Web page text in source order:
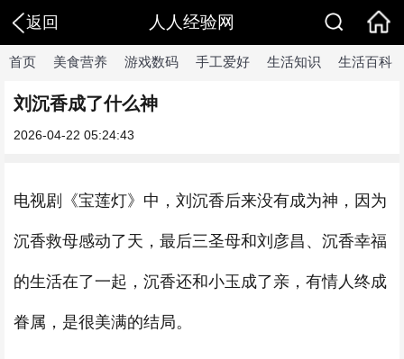
返回 人人经验网
首页 美食营养 游戏数码 手工爱好 生活知识 生活百科
刘沉香成了什么神
2026-04-22 05:24:43
电视剧《宝莲灯》中，刘沉香后来没有成为神，因为
沉香救母感动了天，最后三圣母和刘彦昌、沉香幸福
的生活在了一起，沉香还和小玉成了亲，有情人终成
眷属，是很美满的结局。